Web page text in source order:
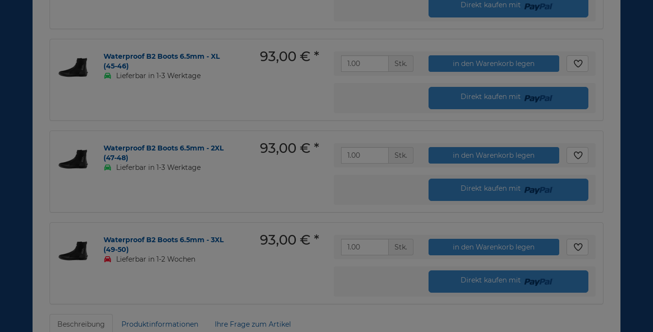
Direkt kaufen mit
Waterproof B2 Boots 6.5mm - XL
(45-46)
Lieferbar in 1-3 Werktage
93,00 € * Stk. in den Warenkorb legen
Direkt kaufen mit
Waterproof B2 Boots 6.5mm - 2XL
(47-48)
Lieferbar in 1-3 Werktage
93,00 € * Stk. in den Warenkorb legen
Direkt kaufen mit
Waterproof B2 Boots 6.5mm - 3XL
(49-50)
Lieferbar in 1-2 Wochen
93,00 € * Stk. in den Warenkorb legen
Direkt kaufen mit
Beschreibung Produktinformationen Ihre Frage zum Artikel